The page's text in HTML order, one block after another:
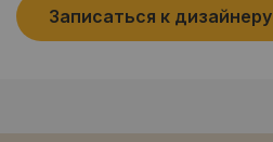
Записаться к дизайнеру